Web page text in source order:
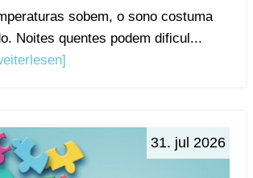
sobem, o sono costuma
Noites quentes podem dificul...
31. jul 2026